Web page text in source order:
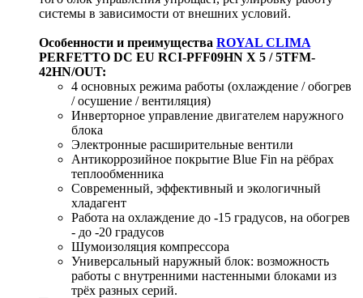
системы в зависимости от внешних условий.
Особенности и преимущества ROYAL CLIMA
PERFETTO DC EU RCI-PFF09HN X 5 / 5TFM-
42HN/OUT:
4 основных режима работы (охлаждение / обогрев
/ осушение / вентиляция)
Инверторное управление двигателем наружного
блока
Электронные расширительные вентили
Антикоррозийное покрытие Blue Fin на рёбрах
теплообменника
Современный, эффективный и экологичный
хладагент
Работа на охлаждение до -15 градусов, на обогрев
- до -20 градусов
Шумоизоляция компрессора
Универсальный наружный блок: возможность
работы с внутренними настенными блоками из
трёх разных серий.